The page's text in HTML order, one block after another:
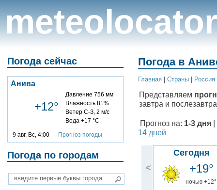
meteolocator
Погода сейчас
Анива
+12°
Давление 756 мм
Влажность 81%
Ветер С-З, 2 м/с
Вода +17 °C
9 авг, Вс, 4:00 Прогноз погоды
Погода по городам
Погода в
Главная Cтраны Россия
Представляем
завтра и
Прогноз на: 1-3 дня
14 дней
<
Сегодня
+19°
ночью +12°